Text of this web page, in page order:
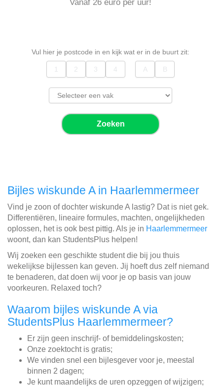
Vanaf 26 euro per uur!
Vul hier je postcode in en kijk wat er in de buurt zit:
Zoeken
Bijles wiskunde A in Haarlemmermeer
Vind je zoon of dochter wiskunde A lastig? Dat is niet gek.
Differentiëren, lineaire formules, machten, ongelijkheden
oplossen, het is ook best pittig. Als je in Haarlemmermeer
woont, dan kan StudentsPlus helpen!
Wij zoeken een geschikte student die bij jou thuis
wekelijkse bijlessen kan geven. Jij hoeft dus zelf niemand
te benaderen, dat doen wij voor je op basis van jouw
voorkeuren. Relaxed toch?
Waarom bijles wiskunde A via
StudentsPlus Haarlemmermeer?
Er zijn geen inschrijf- of bemiddelingskosten;
Onze zoektocht is gratis;
We vinden snel een bijlesgever voor je, meestal
binnen 2 dagen;
Je kunt maandelijks de uren opzeggen of wijzigen;